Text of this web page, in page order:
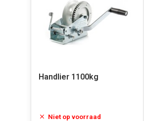
Handlier 1100kg
Niet op voorraad